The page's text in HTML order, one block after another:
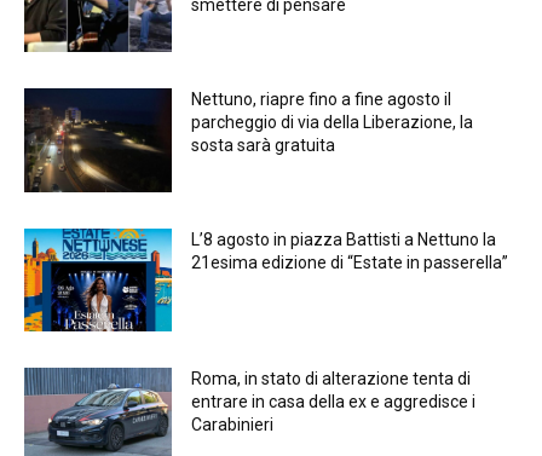
smettere di pensare
Nettuno, riapre fino a fine agosto il
parcheggio di via della Liberazione, la
sosta sarà gratuita
L’8 agosto in piazza Battisti a Nettuno la
21esima edizione di “Estate in passerella”
Roma, in stato di alterazione tenta di
entrare in casa della ex e aggredisce i
Carabinieri